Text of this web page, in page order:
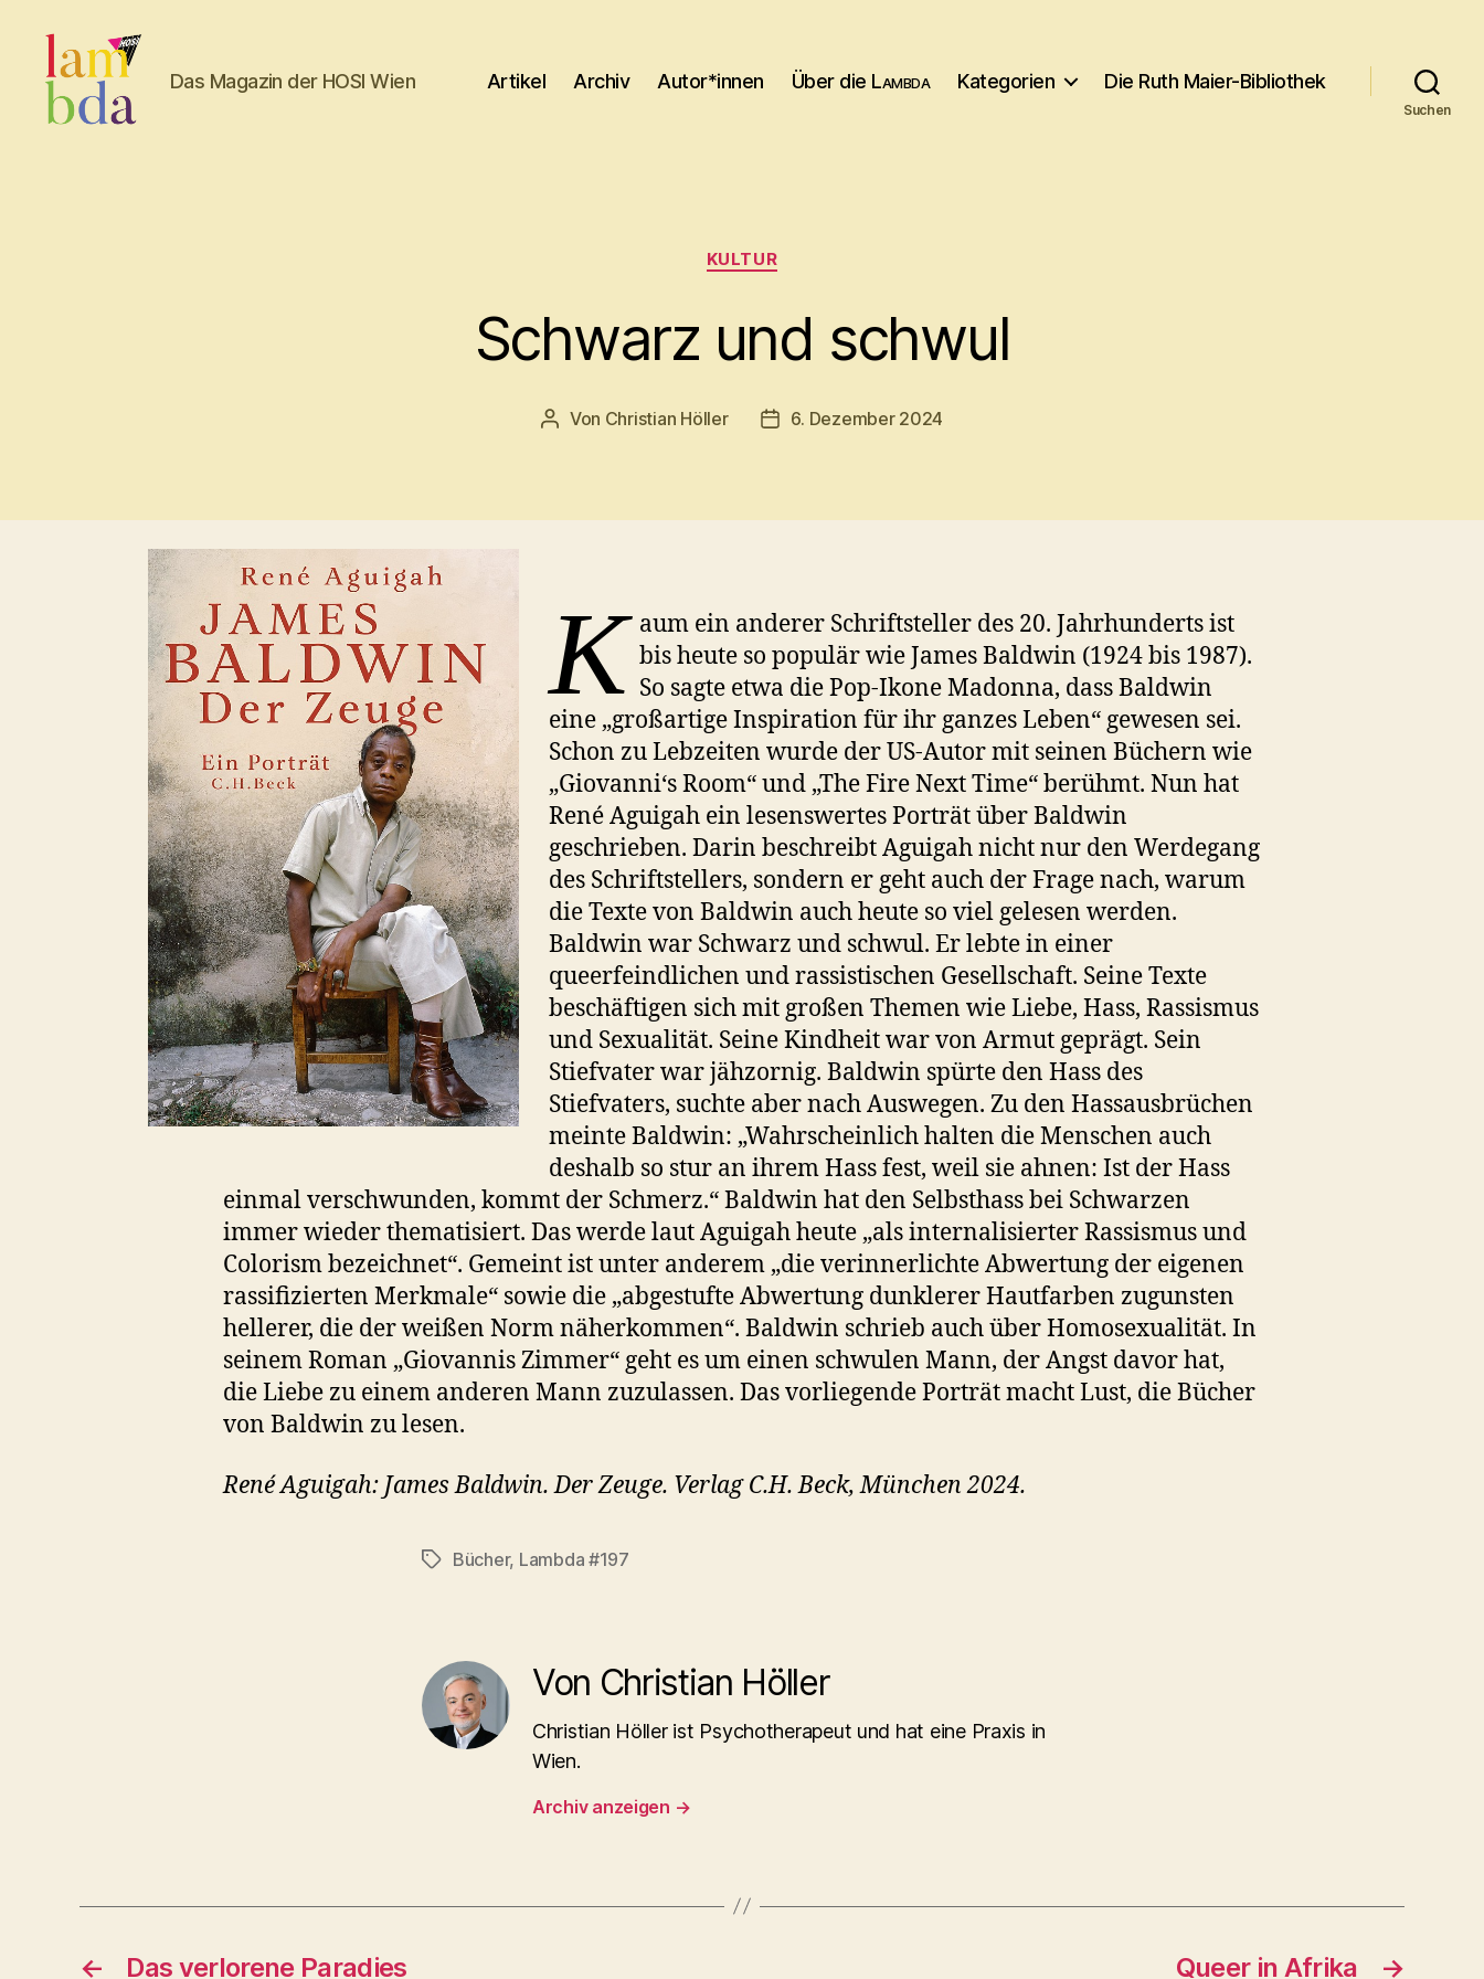
Das Magazin der HOSI Wien Artikel Archiv Autor*innen Über die Lambda Kategorien Die Ruth Maier-Bibliothek
Suchen
Kategorien
KULTUR
Schwarz und schwul
Beitragsautor
Von Christian Höller Beitragsdatum
6. Dezember 2024
K aum ein anderer Schriftsteller des 20. Jahrhunderts ist
bis heute so populär wie James Baldwin (1924 bis 1987).
So sagte etwa die Pop-Ikone Madonna, dass Baldwin
eine „großartige Inspiration für ihr ganzes Leben“ gewesen sei.
Schon zu Lebzeiten wurde der US-Autor mit seinen Büchern wie
„Giovanni‘s Room“ und „The Fire Next Time“ berühmt. Nun hat
René Aguigah ein lesenswertes Porträt über Baldwin
geschrieben. Darin beschreibt Aguigah nicht nur den Werdegang
des Schriftstellers, sondern er geht auch der Frage nach, warum
die Texte von Baldwin auch heute so viel gelesen werden.
Baldwin war Schwarz und schwul. Er lebte in einer
queerfeindlichen und rassistischen Gesellschaft. Seine Texte
beschäftigen sich mit großen Themen wie Liebe, Hass, Rassismus
und Sexualität. Seine Kindheit war von Armut geprägt. Sein
Stiefvater war jähzornig. Baldwin spürte den Hass des
Stiefvaters, suchte aber nach Auswegen. Zu den Hassausbrüchen
meinte Baldwin: „Wahrscheinlich halten die Menschen auch
deshalb so stur an ihrem Hass fest, weil sie ahnen: Ist der Hass
einmal verschwunden, kommt der Schmerz.“ Baldwin hat den Selbsthass bei Schwarzen
immer wieder thematisiert. Das werde laut Aguigah heute „als internalisierter Rassismus und
Colorism bezeichnet“. Gemeint ist unter anderem „die verinnerlichte Abwertung der eigenen
rassifizierten Merkmale“ sowie die „abgestufte Abwertung dunklerer Hautfarben zugunsten
hellerer, die der weißen Norm näherkommen“. Baldwin schrieb auch über Homosexualität. In
seinem Roman „Giovannis Zimmer“ geht es um einen schwulen Mann, der Angst davor hat,
die Liebe zu einem anderen Mann zuzulassen. Das vorliegende Porträt macht Lust, die Bücher
von Baldwin zu lesen.
René Aguigah: James Baldwin. Der Zeuge. Verlag C.H. Beck, München 2024.
Schlagwörter
Bücher, Lambda #197
Von Christian Höller
Christian Höller ist Psychotherapeut und hat eine Praxis in
Wien.
Archiv anzeigen →
← Das verlorene Paradies →
Queer in Afrika